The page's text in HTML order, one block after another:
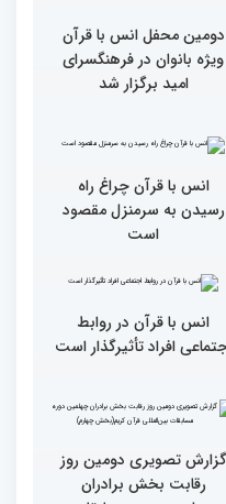
سومین روز مسابقات قرآن
فرآیند اجرایی و فنی
همه بخش‌های ستاد اجرایی
در مسیر توسعه علم
دومین محفل انس با قرآن
امید برگزار شد
انس با قرآن چراغ راه
رسیدن به سرمنزل مقصود
است